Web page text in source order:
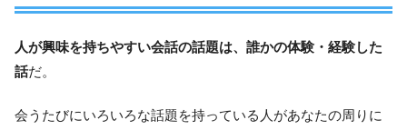
人が興味を持ちやすい会話の話題は、誰かの体験・経験した
話だ。
会うたびにいろいろな話題を持っている人があなたの周りに